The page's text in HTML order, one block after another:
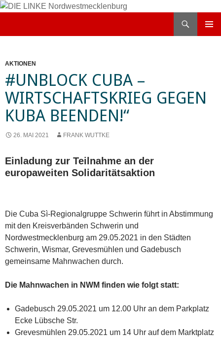
Zum
AKTIONEN
#UNBLOCK CUBA –
WIRTSCHAFTSKRIEG GEGEN
KUBA BEENDEN!“
26. MAI 2021 FRANK WUTTKE
Einladung zur Teilnahme an der
europaweiten Solidaritätsaktion
Die Cuba Sì-Regionalgruppe Schwerin führt in Abstimmung
mit den Kreisverbänden Schwerin und
Nordwestmecklenburg am 29.05.2021 in den Städten
Schwerin, Wismar, Grevesmühlen und Gadebusch
gemeinsame Mahnwachen durch.
Die Mahnwachen in NWM finden wie folgt statt:
Gadebusch 29.05.2021 um 12.00 Uhr an dem Parkplatz
Ecke Lübsche Str.
Grevesmühlen 29.05.2021 um 14 Uhr auf dem Marktplatz